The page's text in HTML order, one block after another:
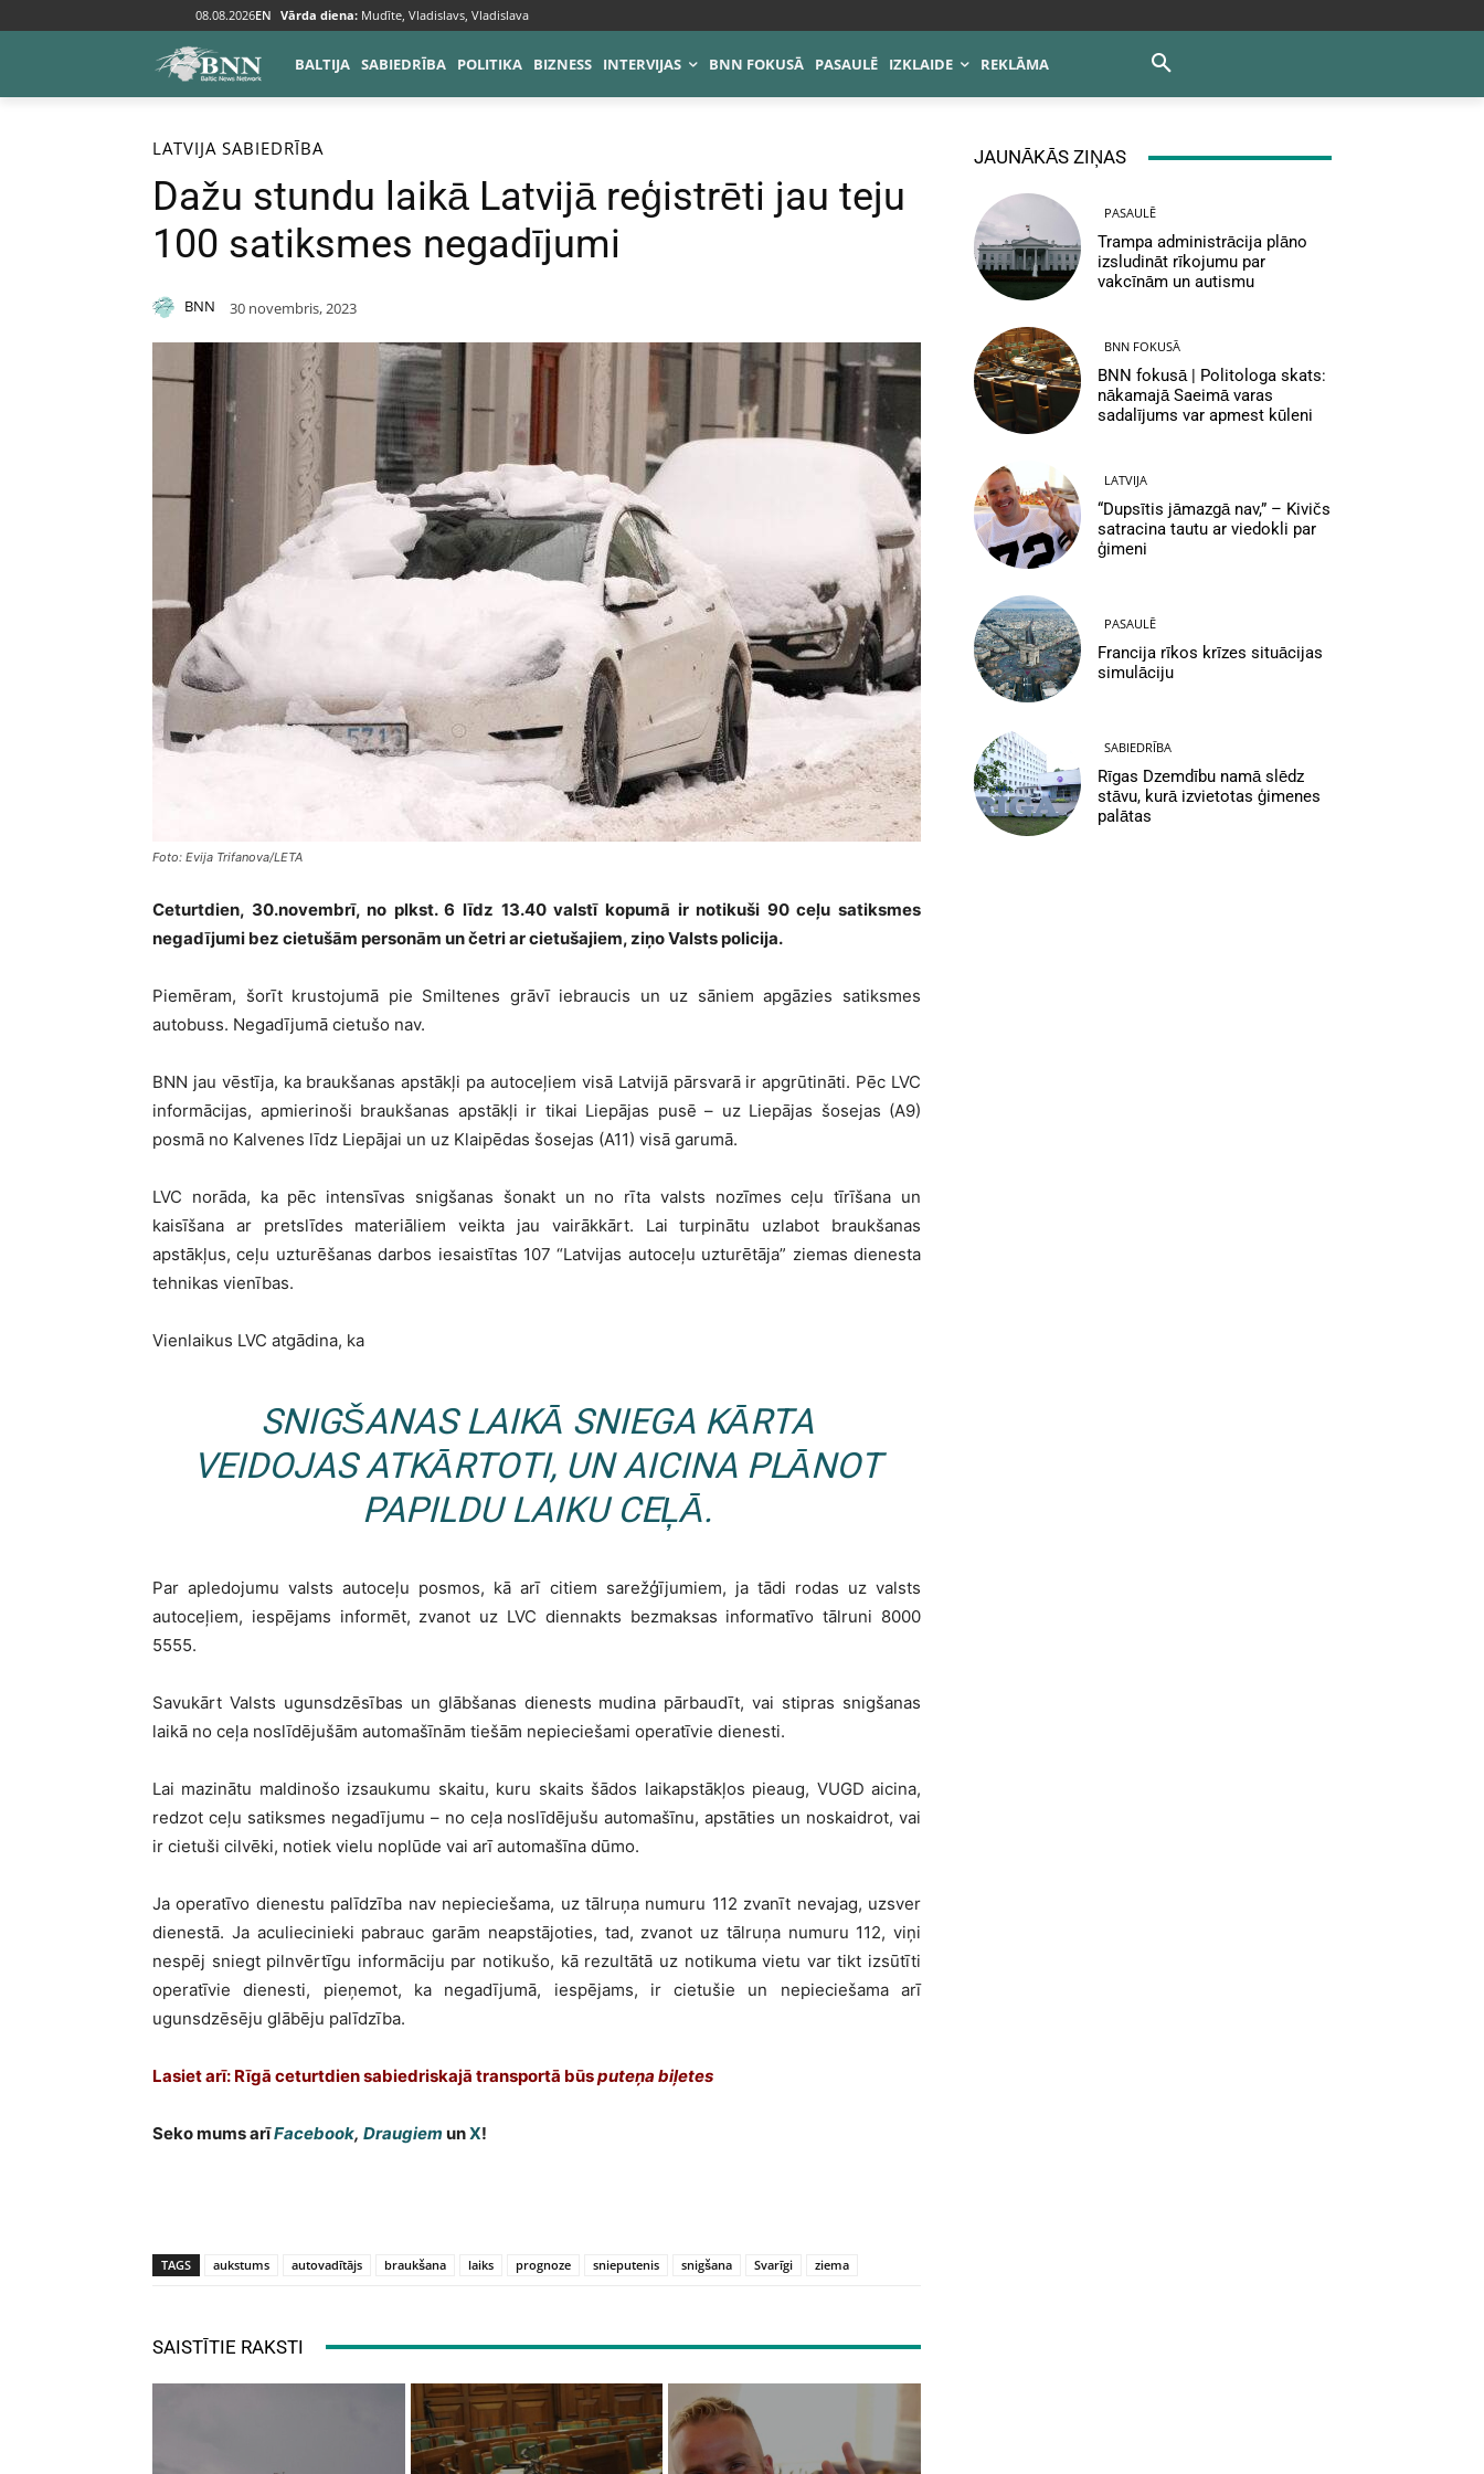
08.08.2026EN Vārda diena: Mudīte, Vladislavs, Vladislava
BALTIJA SABIEDRĪBA POLITIKA BIZNESS INTERVIJAS BNN FOKUSĀ PASAULĒ IZKLAIDE REKLĀMA
Sākums Baltija Latvija
LATVIJA SABIEDRĪBA
Dažu stundu laikā Latvijā reģistrēti jau teju
100 satiksmes negadījumi
BNN 30 novembris, 2023
Foto: Evija Trifanova/LETA
Ceturtdien, 30.novembrī, no plkst. 6 līdz 13.40 valstī kopumā ir notikuši 90 ceļu satiksmes
negadījumi bez cietušām personām un četri ar cietušajiem, ziņo Valsts policija.
Piemēram, šorīt krustojumā pie Smiltenes grāvī iebraucis un uz sāniem apgāzies satiksmes
autobuss. Negadījumā cietušo nav.
BNN jau vēstīja, ka braukšanas apstākļi pa autoceļiem visā Latvijā pārsvarā ir apgrūtināti. Pēc LVC
informācijas, apmierinoši braukšanas apstākļi ir tikai Liepājas pusē – uz Liepājas šosejas (A9)
posmā no Kalvenes līdz Liepājai un uz Klaipēdas šosejas (A11) visā garumā.
LVC norāda, ka pēc intensīvas snigšanas šonakt un no rīta valsts nozīmes ceļu tīrīšana un
kaisīšana ar pretslīdes materiāliem veikta jau vairākkārt. Lai turpinātu uzlabot braukšanas
apstākļus, ceļu uzturēšanas darbos iesaistītas 107 “Latvijas autoceļu uzturētāja” ziemas dienesta
tehnikas vienības.
Vienlaikus LVC atgādina, ka
SNIGŠANAS LAIKĀ SNIEGA KĀRTA
VEIDOJAS ATKĀRTOTI, UN AICINA PLĀNOT
PAPILDU LAIKU CEĻĀ.
Par apledojumu valsts autoceļu posmos, kā arī citiem sarežģījumiem, ja tādi rodas uz valsts
autoceļiem, iespējams informēt, zvanot uz LVC diennakts bezmaksas informatīvo tālruni 8000
5555.
Savukārt Valsts ugunsdzēsības un glābšanas dienests mudina pārbaudīt, vai stipras snigšanas
laikā no ceļa noslīdējušām automašīnām tiešām nepieciešami operatīvie dienesti.
Lai mazinātu maldinošo izsaukumu skaitu, kuru skaits šādos laikapstākļos pieaug, VUGD aicina,
redzot ceļu satiksmes negadījumu – no ceļa noslīdējušu automašīnu, apstāties un noskaidrot, vai
ir cietuši cilvēki, notiek vielu noplūde vai arī automašīna dūmo.
Ja operatīvo dienestu palīdzība nav nepieciešama, uz tālruņa numuru 112 zvanīt nevajag, uzsver
dienestā. Ja aculiecinieki pabrauc garām neapstājoties, tad, zvanot uz tālruņa numuru 112, viņi
nespēj sniegt pilnvērtīgu informāciju par notikušo, kā rezultātā uz notikuma vietu var tikt izsūtīti
operatīvie dienesti, pieņemot, ka negadījumā, iespējams, ir cietušie un nepieciešama arī
ugunsdzēsēju glābēju palīdzība.
Lasiet arī: Rīgā ceturtdien sabiedriskajā transportā būsputeņa biļetes
Seko mums arīFacebook, Draugiem unX!
TAGS aukstums autovadītājs braukšana laiks prognoze snieputenis snigšana Svarīgi ziema
SAISTĪTIE RAKSTI
JAUNĀKĀS ZIŅAS
PASAULĒ
Trampa administrācija plāno
izsludināt rīkojumu par
vakcīnām un autismu
BNN FOKUSĀ
BNN fokusā | Politologa skats:
nākamajā Saeimā varas
sadalījums var apmest kūleni
LATVIJA
“Dupsītis jāmazgā nav,” – Kivičs
satracina tautu ar viedokli par
ģimeni
PASAULĒ
Francija rīkos krīzes situācijas
simulāciju
SABIEDRĪBA
Rīgas Dzemdību namā slēdz
stāvu, kurā izvietotas ģimenes
palātas